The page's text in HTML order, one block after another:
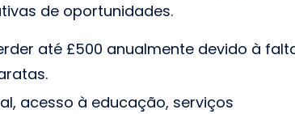
de oportunidades.
até £500 anualmente devido à
acesso à educação, serviços